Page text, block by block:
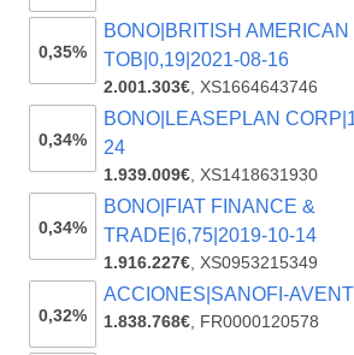
0,35%
BONO|BRITISH AMERICAN
TOB|0,19|2021-08-16
2.001.303€,XS1664643746
0,34%
BONO|LEASEPLAN
24
1.939.009€,XS1418631930
0,34%
BONO|FIAT FINANCE &
TRADE|6,75|2019-10-14
1.916.227€,XS0953215349
0,32%
ACCIONES|SANOFI-
1.838.768€, FR0000120578